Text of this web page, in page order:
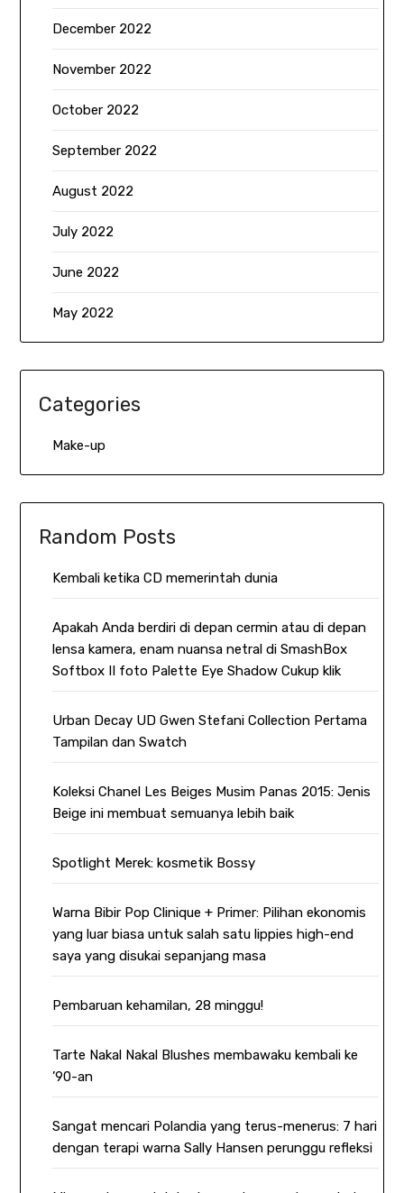
December 2022
November 2022
October 2022
September 2022
August 2022
July 2022
June 2022
May 2022
Categories
Make-up
Random Posts
Kembali ketika CD memerintah dunia
Apakah Anda berdiri di depan cermin atau di depan
lensa kamera, enam nuansa netral di SmashBox
Softbox II foto Palette Eye Shadow Cukup klik
Urban Decay UD Gwen Stefani Collection Pertama
Tampilan dan Swatch
Koleksi Chanel Les Beiges Musim Panas 2015: Jenis
Beige ini membuat semuanya lebih baik
Spotlight Merek: kosmetik Bossy
Warna Bibir Pop Clinique + Primer: Pilihan ekonomis
yang luar biasa untuk salah satu lippies high-end
saya yang disukai sepanjang masa
Pembaruan kehamilan, 28 minggu!
Tarte Nakal Nakal Blushes membawaku kembali ke
’90-an
Sangat mencari Polandia yang terus-menerus: 7 hari
dengan terapi warna Sally Hansen perunggu refleksi